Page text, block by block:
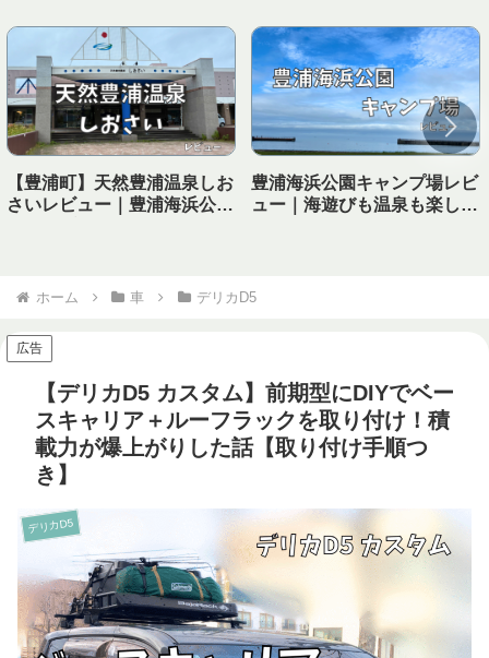
【豊浦町】天然豊浦温泉しお
さいレビュー｜豊浦海浜公園
豊浦海浜公園キャンプ場レビ
ュー｜海遊びも温泉も楽しめ
ホーム 車 デリカD5
広告
【デリカD5 カスタム】前期型にDIYでベー
スキャリア＋ルーフラックを取り付け！積
載力が爆上がりした話【取り付け手順つ
き】
デリカD5